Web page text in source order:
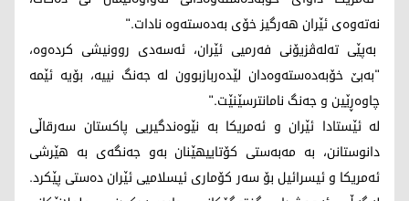
نەتەوەی ئێران هەرگیز خۆی بەدەستەوە نادات."
بەپێی تەلەڤزیۆنی فەرمیی ئێران، ئەسەدی روونیشی کردەوە،
"بەبێ خۆبەدەستەوەدان لێدەربازبوون لە جەنگ نییە، بۆیە ئێمە
چاوەڕێین و جەنگ نامانترسێنێت."
لە ئێستادا ئێران و ئەمریکا بە نێوەندگیریی پاکستان سەرقاڵی
دانوستانن، بە مەبەستی کۆتاییهێنان بەو جەنگەی بە هێرشی
ئەمریکا و ئیسرائیل بۆ سەر کۆماری ئیسلامیی ئێران دەستی پێکرد.